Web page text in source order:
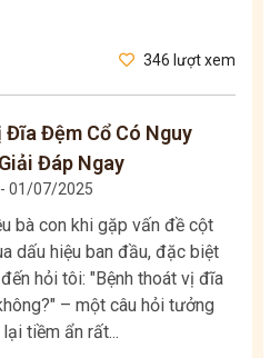
346 lượt xem
Đệm Cổ Có Nguy
Đáp Ngay
01/07/2025
bà con khi gặp vấn đề cột
dấu hiệu ban đầu, đặc biệt
hỏi tôi: "Bệnh thoát vị đĩa
– một câu hỏi tưởng
tiềm ẩn rất...